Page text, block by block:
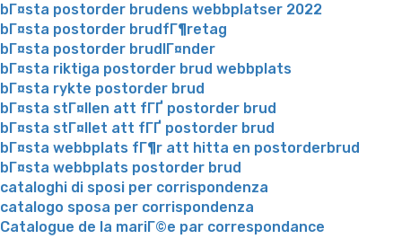
bГ¤sta postorder brudens webbplatser 2022
bГ¤sta postorder brudfГ¶retag
bГ¤sta postorder brudlГ¤nder
bГ¤sta riktiga postorder brud webbplats
bГ¤sta rykte postorder brud
bГ¤sta stГ¤llen att fГҐ postorder brud
bГ¤sta stГ¤llet att fГҐ postorder brud
bГ¤sta webbplats fГ¶r att hitta en postorderbrud
bГ¤sta webbplats postorder brud
cataloghi di sposi per corrispondenza
catalogo sposa per corrispondenza
Catalogue de la mariГ©e par correspondance